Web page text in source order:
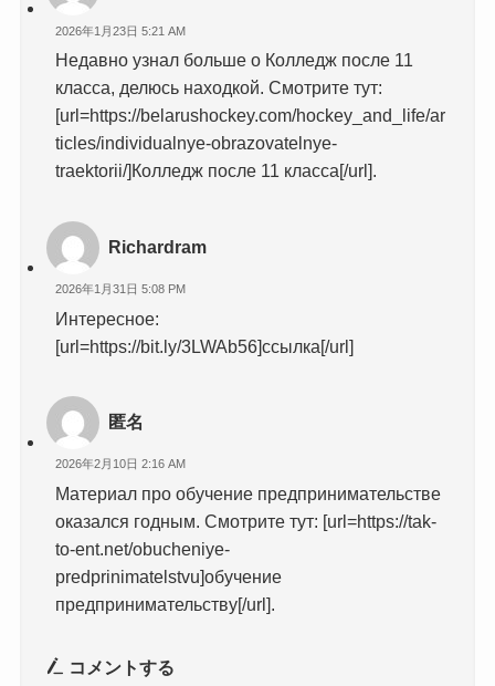
2026年1月23日 5:21 AM
Недавно узнал больше о Колледж после 11
класса, делюсь находкой. Смотрите тут:
[url=https://belarushockey.com/hockey_and_life/ar
ticles/individualnye-obrazovatelnye-
traektorii/]Колледж после 11 класса[/url].
Richardram
2026年1月31日 5:08 PM
Интересное:
[url=https://bit.ly/3LWAb56]ссылка[/url]
匿名
2026年2月10日 2:16 AM
Материал про обучение предпринимательстве
оказался годным. Смотрите тут: [url=https://tak-
to-ent.net/obucheniye-
predprinimatelstvu]обучение
предпринимательству[/url].
コメントする